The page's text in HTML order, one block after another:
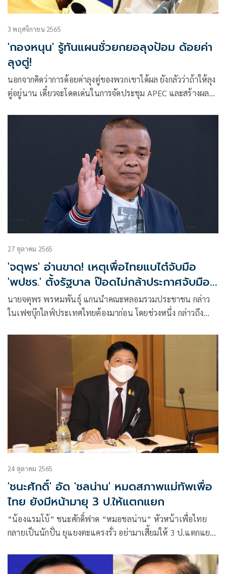
3 พฤศจิกายน 2565
'กองหนุน' รู้ทันแผนชั่วยกยอลุงป้อม ด้อยค่า
ลุงตู่!
นอกจากคิดว่าการด้อยค่าลุงตู่ของพวกเขาได้ผล ยังกลัวว่าถ้าให้ลุง
ตู่อยู่นาน เดี๋ยวจะโดดเด่นในการจัดประชุม APEC และสร้างผล
27 ตุลาคม 2565
'จตุพร' อ่านขาด! เหตุเพื่อไทยแบไต๋จับมือ
'พปชร.' ตั้งรัฐบาล ป๊อดไม่กล้าประกาศจับมือ
ก้าวไกล
นายจตุพร พรหมพันธุ์ แกนนำคณะหลอมรวมประชาชน กล่าว
ในเฟซบุ๊กไลฟ์ประเทศไทยต้องมาก่อน โดยช่วงหนึ่ง กล่าวถึง
24 ตุลาคม 2565
'ชนะศักดิ์' อัด 'ชลน่าน' หมดสภาพแม่ทัพเพื่อ
ไทย ยังมีหน้ามายุ 3 ป.ให้แตกแยก
“น้องแรมโบ้” ชนะศักดิ์ฟาด “หมอชลน่าน” หัวหน้าเพื่อไทย
กลายเป็นนักปั่น ยุแยงตะแครงรั่ว อย่ามาเสี้ยมให้ 3 ป.แตกแยก